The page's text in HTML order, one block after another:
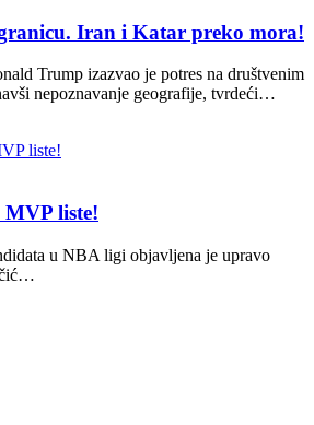
Iran i Katar preko mora!
Trump izazvao je potres na društvenim
nepoznavanje geografije, tvrdeći…
liste!
u NBA ligi objavljena je upravo